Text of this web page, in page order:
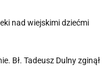
nad wiejskimi dziećmi
Bł. Tadeusz Dulny zginął